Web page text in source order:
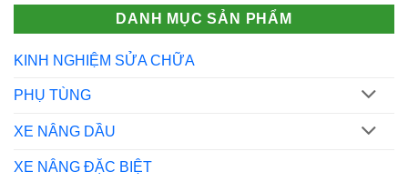
DANH MỤC SẢN PHẨM
KINH NGHIỆM SỬA CHỮA
PHỤ TÙNG
XE NÂNG DẦU
XE NÂNG ĐẶC BIỆT